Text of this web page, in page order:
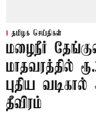
தமிழக செய்திகள்
மழைநீர்
மாதவரத்தில்
புதிய
தீவிரம்